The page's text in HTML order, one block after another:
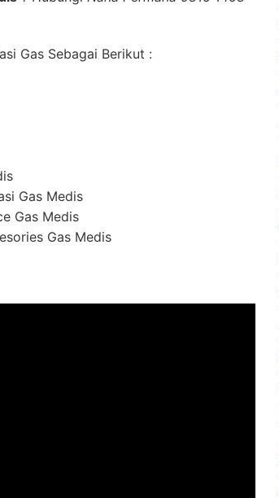
Gas Sebagai Berikut :
Gas Medis
Gas Medis
Gas Medis